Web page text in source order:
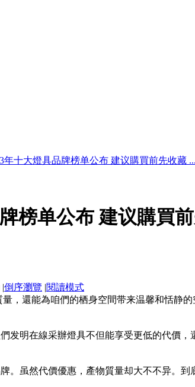
年十大燈具品牌榜单公布 建议購買前先收藏 ...
榜单公布 建议購買
|倒序瀏覽 |閱讀模式
，還能為咱們的栖身空間带来温馨和恬静
发明在線采辦燈具不但能享受更低的代價
。虽然代價優惠，產物質量却大不不异。